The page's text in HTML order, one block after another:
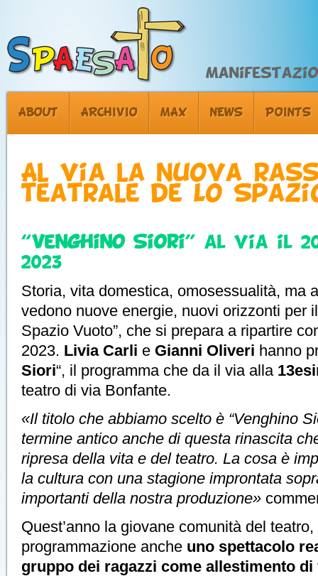
ABOUT ARCHIVIO MAX NEWS POINTS
Al via la nuova
teatrale de Lo
“Venghino Siori” al via il
2023
Storia, vita domestica, omosessualità, ma
vedono nuove energie, nuovi orizzonti per
Spazio Vuoto”, che si prepara a ripartire
2023. Livia Carli e Gianni Oliveri hanno
Siori“, il programma che da il via alla
teatro di via Bonfante.
«Il titolo che abbiamo scelto è “Venghino
termine antico anche di questa rinascita
ripresa della vita e del teatro. La cosa è
la cultura con una stagione improntata
importanti della nostra produzione»
Quest’anno la giovane comunità del
programmazione anche uno spettacolo
gruppo dei ragazzi come allestimento